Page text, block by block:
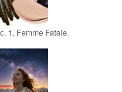
1. Femme Fatale.